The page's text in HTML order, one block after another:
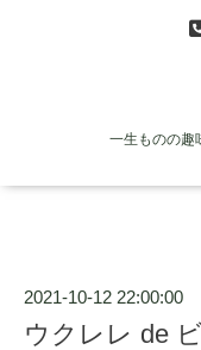
一生ものの趣
2021-10-12 22:00:00
ウクレレ de